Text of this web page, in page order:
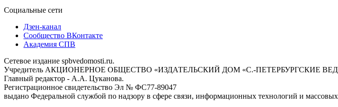
Социальные сети
Дзен-канал
Сообщество ВКонтакте
Академия СПВ
Сетевое издание spbvedomosti.ru.
Учредитель АКЦИОНЕРНОЕ ОБЩЕСТВО «ИЗДАТЕЛЬСКИЙ ДОМ «С.-ПЕТЕРБУРГСКИЕ
Главный редактор - А.А. Цуканова.
Регистрационное свидетельство Эл № ФС77-89047
выдано Федеральной службой по надзору в сфере связи, информационных технологий и